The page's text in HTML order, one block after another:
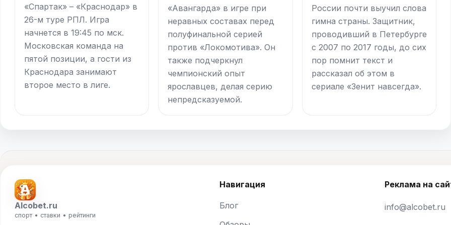
«Спартак» – «Краснодар» в
26-м туре РПЛ. Игра
начнется в 19:45 по мск.
Московская команда на
пятой позиции, а гости из
Краснодара занимают
второе место в лиге.
«Авангарда» в игре при
неравных составах перед
полуфинальной серией
против «Локомотива». Он
также подчеркнул
чемпионский опыт
ярославцев, делая серию
непредсказуемой.
России почти выучил слова
гимна страны. Защитник,
проводивший в Петербурге
с 2007 по 2017 годы, до сих
пор помнит текст и
рассказал об этом в
сериале «Зенит навсегда».
Alcobet.ru
спорт • ставки • рейтинги
Навигация
Блог
Реклама на
info@alcobet.ru